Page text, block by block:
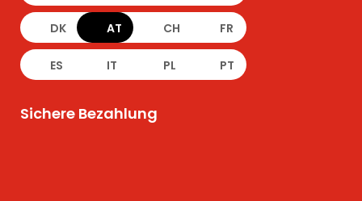
DK AT CH FR
ES IT PL PT
Sichere Bezahlung